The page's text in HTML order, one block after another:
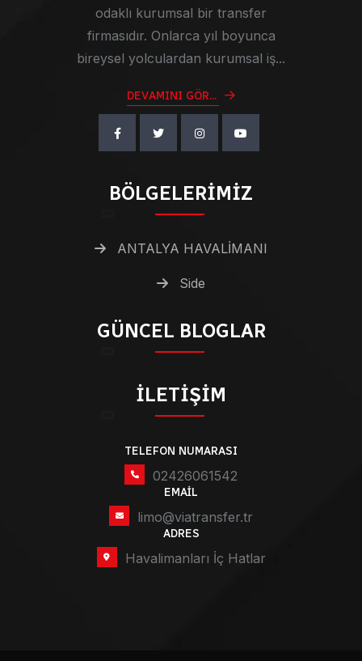
odaklı kurumsal bir transfer
firmasıdır. Onlarca yıl boyunca
bireysel yolculardan kurumsal iş...
DEVAMINI GÖR...
BÖLGELERIMIZ
ANTALYA HAVALİMANI
Side
GÜNCEL BLOGLAR
İLETIŞIM
TELEFON NUMARASI
02426061542
EMAIL
limo@viatransfer.tr
ADRES
Havalimanları İç Hatlar